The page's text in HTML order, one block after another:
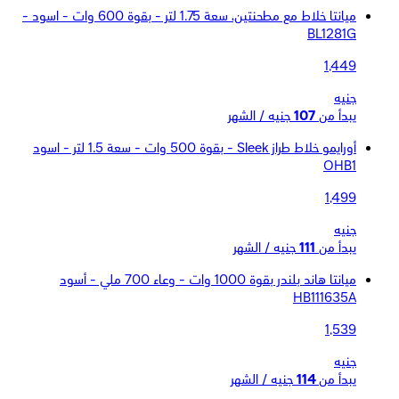
ميانتا خلاط مع مطحنتين، سعة 1.75 لتر - بقوة 600 وات - اسود -
BL1281G
1,449
جنيه
يبدأ من 107 جنيه / الشهر
أورايمو خلاط طراز Sleek - بقوة 500 وات - سعة 1.5 لتر - اسود
OHB1
1,499
جنيه
يبدأ من 111 جنيه / الشهر
ميانتا هاند بلندر بقوة 1000 وات - وعاء 700 ملي - أسود
HB111635A
1,539
جنيه
يبدأ من 114 جنيه / الشهر